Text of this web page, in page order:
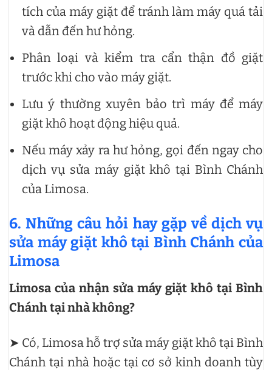
tích của máy giặt để tránh làm máy quá tải
và dẫn đến hư hỏng.
Phân loại và kiểm tra cẩn thận đồ giặt
trước khi cho vào máy giặt.
Lưu ý thường xuyên bảo trì máy để máy
giặt khô hoạt động hiệu quả.
Nếu máy xảy ra hư hỏng, gọi đến ngay cho
dịch vụ sửa máy giặt khô tại Bình Chánh
của Limosa.
6. Những câu hỏi hay gặp về dịch vụ
sửa máy giặt khô tại Bình Chánh của
Limosa
Limosa của nhận sửa máy giặt khô tại Bình
Chánh tại nhà không?
➤ Có, Limosa hỗ trợ sửa máy giặt khô tại Bình
Chánh tại nhà hoặc tại cơ sở kinh doanh tùy